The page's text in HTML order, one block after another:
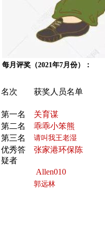
每月评奖（2021年7月份）：
名次 获奖人员名单
第一名
关育谋
第二名
乖乖小笨熊
第三名
请叫我王老湿
优秀答
疑者
张家港环保陈
Allen010
郭远林